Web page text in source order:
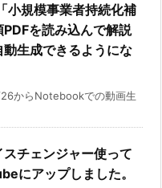
規模事業者持続化補
を読み込んで解説
生成できるようにな
からNotebookでの動画生
スチェンジャー使って
にアップしました。